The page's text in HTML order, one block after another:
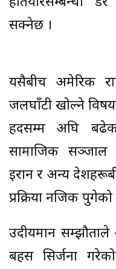
सक्नेछ ।
यसैबीच अमेरिकी
जलघाँटी खोल्ने
हदसम्म अघि
सामाजिक सञ्जाल
इरान र अन्य
प्रक्रिया नजिक
उदीयमान सम्झौताले
बहस सिर्जना